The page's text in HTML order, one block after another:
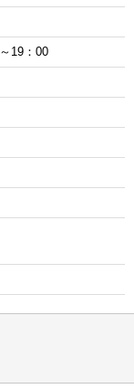
19：00